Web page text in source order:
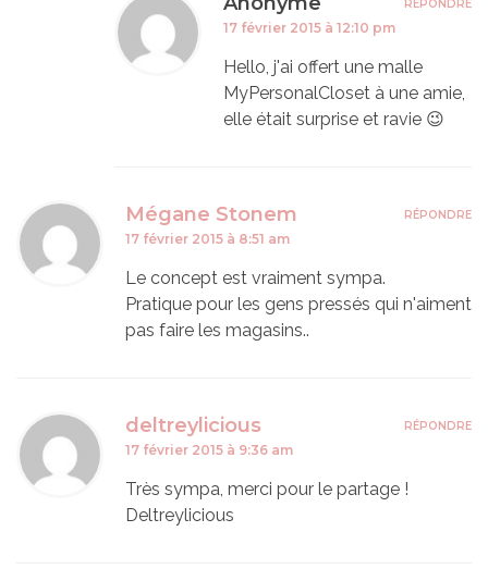
17 février 2015 à 12:10 pm
Hello, j'ai offert une malle
MyPersonalCloset à une amie,
elle était surprise et ravie 😉
RÉPONDRE
Mégane Stonem
17 février 2015 à 8:51 am
Le concept est vraiment sympa.
Pratique pour les gens pressés qui n'aiment
pas faire les magasins..
RÉPONDRE
deltreylicious
17 février 2015 à 9:36 am
Très sympa, merci pour le partage !
Deltreylicious
RÉPONDRE